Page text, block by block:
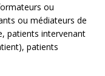
ou
ou médiateurs de
patients intervenant
patients